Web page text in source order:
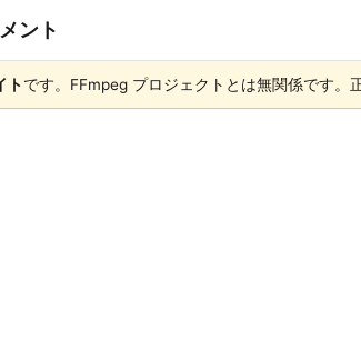
ント
トです。FFmpeg プロジェクトとは無関係です。